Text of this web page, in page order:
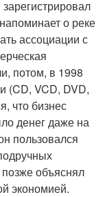
о реке
ассоциации с
потом, в 1998
(CD, VCD, DVD,
что бизнес
денег даже на
пользовался
объяснял
экономией.